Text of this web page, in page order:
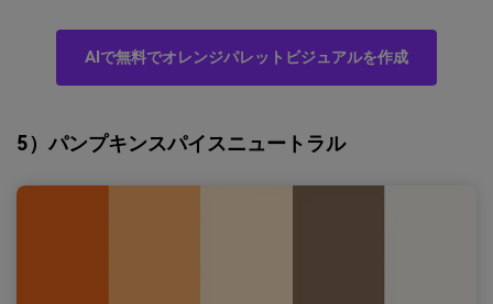
AIで無料でオレンジパレットビジュアルを作成
5）パンプキンスパイスニュートラル